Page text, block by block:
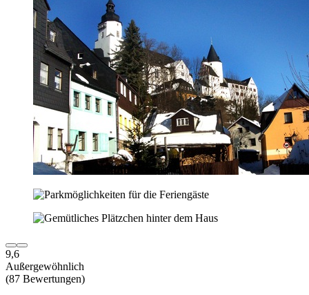
9,6
Außergewöhnlich
(87 Bewertungen)